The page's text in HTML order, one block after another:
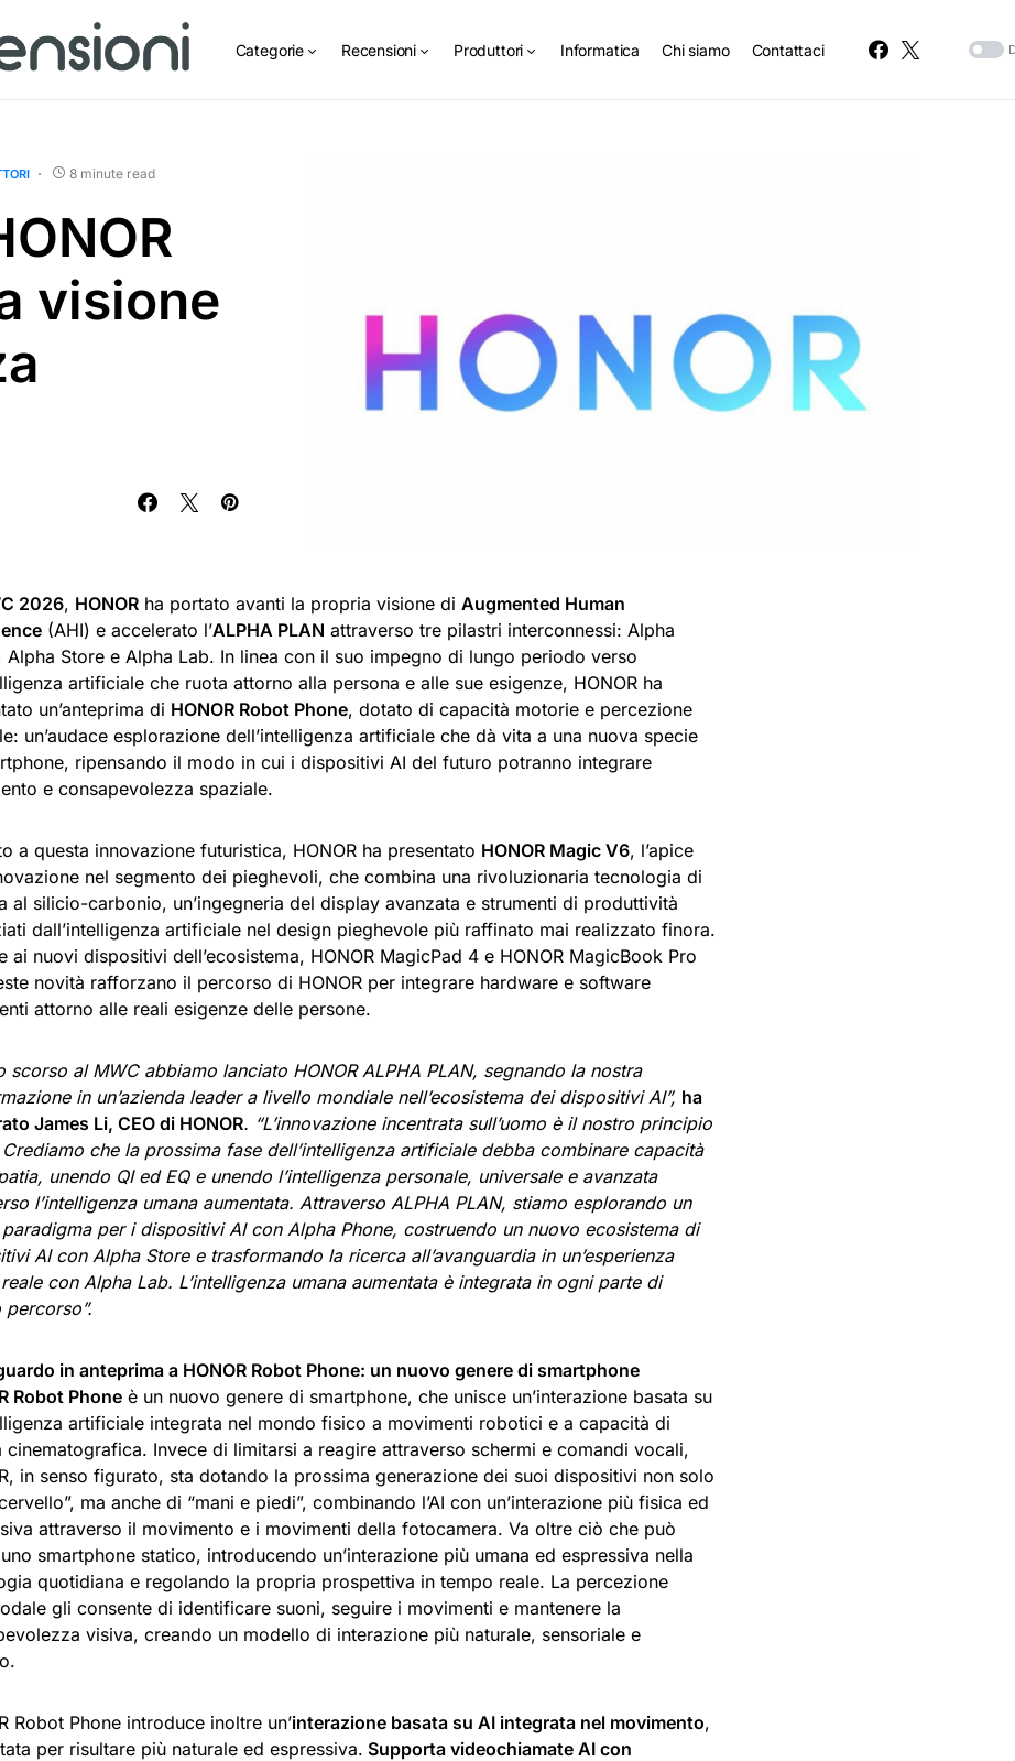
Categorie Recensioni Produttori Informatica Chi siamo Contattaci
8 minute read
visione
2026, HONOR ha portato avanti la propria visione di Augmented Human
(AHI) e accelerato l’ALPHA PLAN attraverso tre pilastri interconnessi: Alpha
Alpha Store e Alpha Lab. In linea con il suo impegno di lungo periodo verso
artificiale che ruota attorno alla persona e alle sue esigenze, HONOR ha
un’anteprima di HONOR Robot Phone, dotato di capacità motorie e percezione
un’audace esplorazione dell’intelligenza artificiale che dà vita a una nuova specie
ripensando il modo in cui i dispositivi AI del futuro potranno integrare
e consapevolezza spaziale.
a questa innovazione futuristica, HONOR ha presentato HONOR Magic V6, l’apice
nel segmento dei pieghevoli, che combina una rivoluzionaria tecnologia di
al silicio-carbonio, un’ingegneria del display avanzata e strumenti di produttività
dall’intelligenza artificiale nel design pieghevole più raffinato mai realizzato finora.
ai nuovi dispositivi dell’ecosistema, HONOR MagicPad 4 e HONOR MagicBook Pro
novità rafforzano il percorso di HONOR per integrare hardware e software
attorno alle reali esigenze delle persone.
scorso al MWC abbiamo lanciato HONOR ALPHA PLAN, segnando la nostra
in un’azienda leader a livello mondiale nell’ecosistema dei dispositivi AI”, ha
James Li, CEO di HONOR. “L’innovazione incentrata sull’uomo è il nostro principio
che la prossima fase dell’intelligenza artificiale debba combinare capacità
unendo QI ed EQ e unendo l’intelligenza personale, universale e avanzata
l’intelligenza umana aumentata. Attraverso ALPHA PLAN, stiamo esplorando un
per i dispositivi AI con Alpha Phone, costruendo un nuovo ecosistema di
AI con Alpha Store e trasformando la ricerca all’avanguardia in un’esperienza
con Alpha Lab. L’intelligenza umana aumentata è integrata in ogni parte di
percorso”.
in anteprima a HONOR Robot Phone: un nuovo genere di smartphone
Robot Phone è un nuovo genere di smartphone, che unisce un’interazione basata su
artificiale integrata nel mondo fisico a movimenti robotici e a capacità di
cinematografica. Invece di limitarsi a reagire attraverso schermi e comandi vocali,
in senso figurato, sta dotando la prossima generazione dei suoi dispositivi non solo
ma anche di “mani e piedi”, combinando l’AI con un’interazione più fisica ed
attraverso il movimento e i movimenti della fotocamera. Va oltre ciò che può
smartphone statico, introducendo un’interazione più umana ed espressiva nella
quotidiana e regolando la propria prospettiva in tempo reale. La percezione
gli consente di identificare suoni, seguire i movimenti e mantenere la
visiva, creando un modello di interazione più naturale, sensoriale e
Robot Phone introduce inoltre un’interazione basata su AI integrata nel movimento,
per risultare più naturale ed espressiva. Supporta videochiamate AI con